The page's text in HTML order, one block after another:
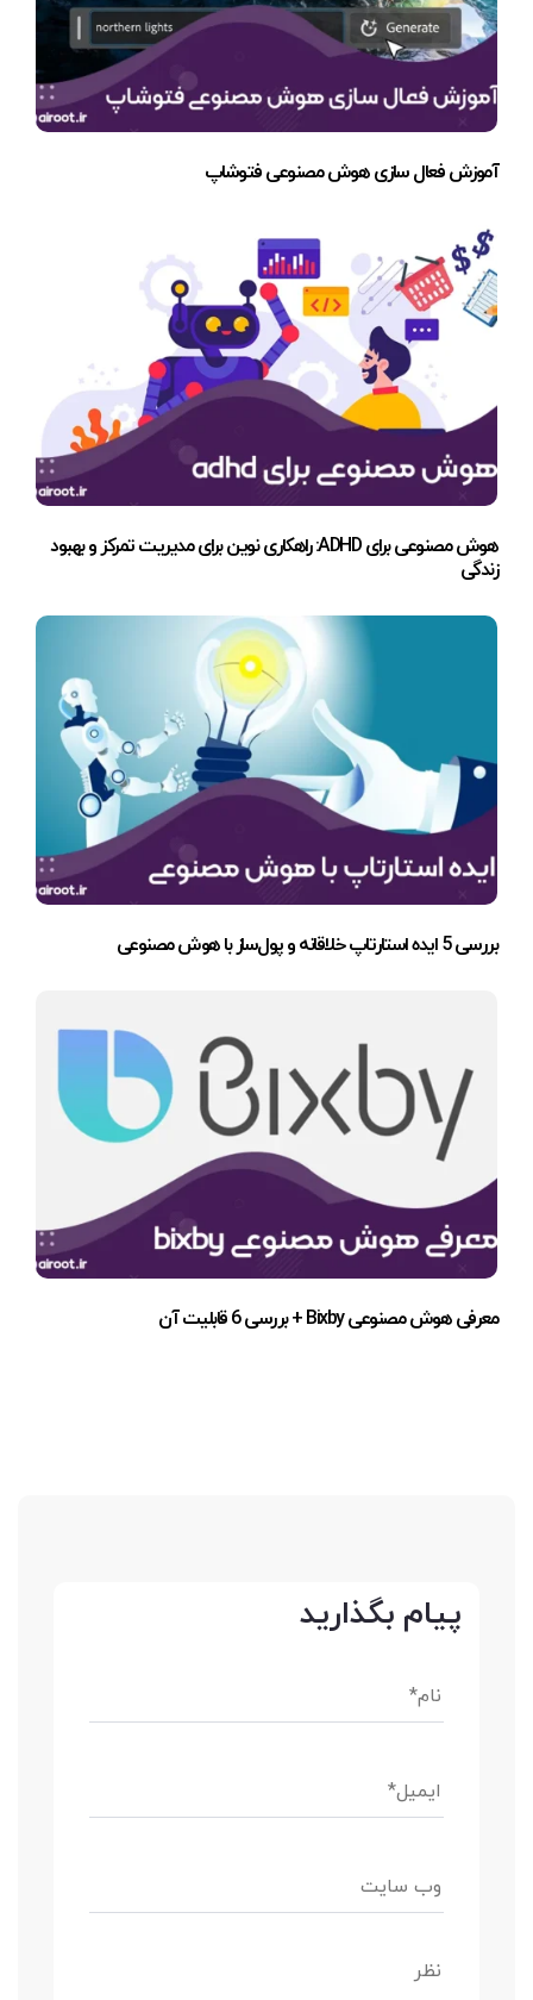
آموزش فعال سازی هوش مصنوعی فتوشاپ
هوش مصنوعی برای ADHD: راهکاری نوین برای مدیریت تمرکز و بهبود
زندگی
بررسی 5 ایده استارتاپ خلاقانه و پول‌ساز با هوش مصنوعی
معرفی هوش مصنوعی Bixby + بررسی 6 قابلیت آن
پیام بگذارید